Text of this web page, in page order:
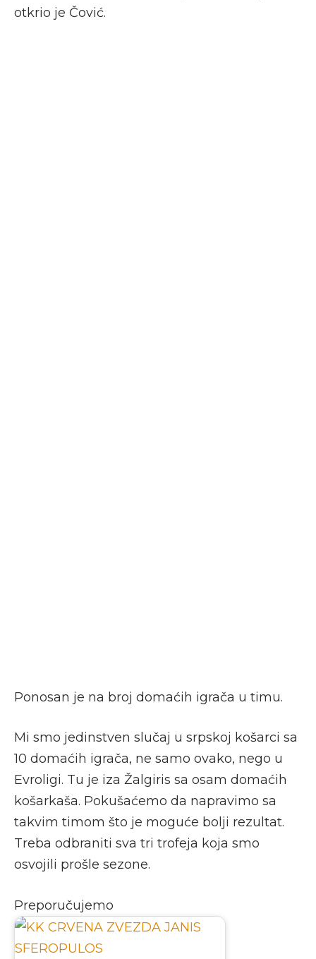
otkrio je Čović.
Ponosan je na broj domaćih igrača u timu.
Mi smo jedinstven slučaj u srpskoj košarci sa
10 domaćih igrača, ne samo ovako, nego u
Evroligi. Tu je iza Žalgiris sa osam domaćih
košarkaša. Pokušaćemo da napravimo sa
takvim timom što je moguće bolji rezultat.
Treba odbraniti sva tri trofeja koja smo
osvojili prošle sezone.
Preporučujemo